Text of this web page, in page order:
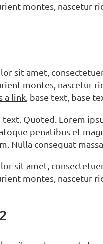
montes, nascetur
sit amet,
montes, nascetur
a link , base text, base
text. Quoted. Lorem
penatibus et
Nulla consequat
sit amet,
montes, nascetur